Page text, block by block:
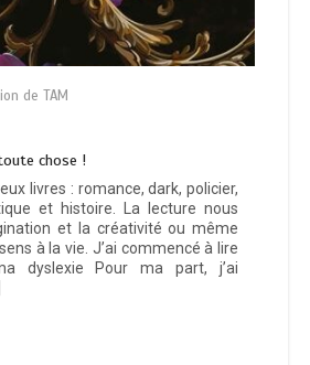
de TAM
chose !
livres : romance, dark, policier,
et histoire. La lecture nous
et la créativité ou même
à la vie. J’ai commencé à lire
dyslexie Pour ma part, j’ai